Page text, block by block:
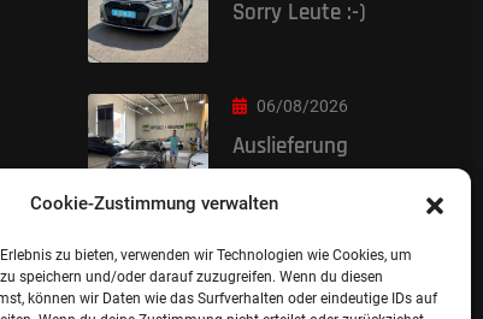
Cookie-Zustimmung verwalten
zu bieten, verwenden wir Technologien wie Cookies, um
speichern und/oder darauf zuzugreifen. Wenn du diesen
können wir Daten wie das Surfverhalten oder eindeutige IDs auf
Sorry Leute :-)
06/08/2026
Auslieferung